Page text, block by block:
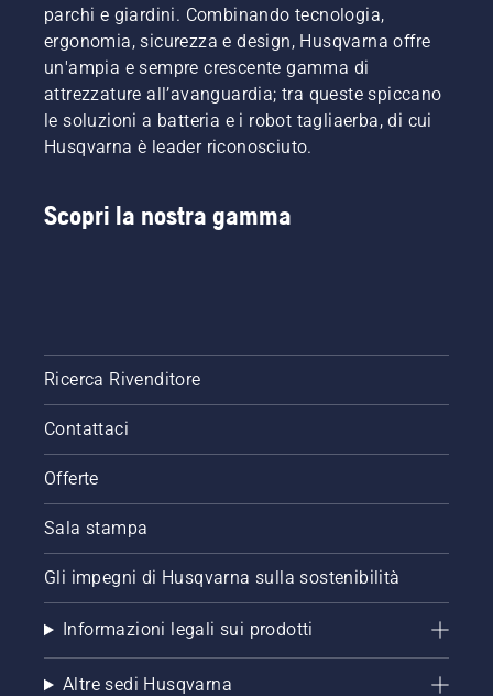
parchi e giardini. Combinando tecnologia,
ergonomia, sicurezza e design, Husqvarna offre
un'ampia e sempre crescente gamma di
attrezzature all’avanguardia; tra queste spiccano
le soluzioni a batteria e i robot tagliaerba, di cui
Husqvarna è leader riconosciuto.
Scopri la nostra gamma
Ricerca Rivenditore
Contattaci
Offerte
Sala stampa
Gli impegni di Husqvarna sulla sostenibilità
Informazioni legali sui prodotti
Altre sedi Husqvarna